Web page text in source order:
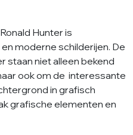
Hunter is
moderne schilderijen. De
staan niet alleen bekend
ook om de interessante
in grafisch
grafische elementen en